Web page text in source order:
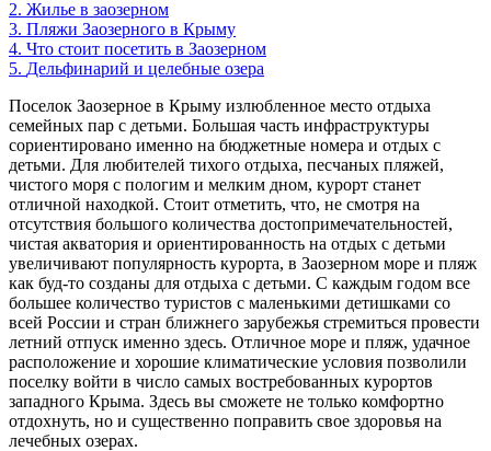
2. Жилье в заозерном
3. Пляжи Заозерного в Крыму
4. Что стоит посетить в Заозерном
5. Дельфинарий и целебные озера
Поселок Заозерное в Крыму излюбленное место отдыха
семейных пар с детьми. Большая часть инфраструктуры
сориентировано именно на бюджетные номера и отдых с
детьми. Для любителей тихого отдыха, песчаных пляжей,
чистого моря с пологим и мелким дном, курорт станет
отличной находкой. Стоит отметить, что, не смотря на
отсутствия большого количества достопримечательностей,
чистая акватория и ориентированность на отдых с детьми
увеличивают популярность курорта, в Заозерном море и пляж
как буд-то созданы для отдыха с детьми. С каждым годом все
большее количество туристов с маленькими детишками со
всей России и стран ближнего зарубежья стремиться провести
летний отпуск именно здесь. Отличное море и пляж, удачное
расположение и хорошие климатические условия позволили
поселку войти в число самых востребованных курортов
западного Крыма. Здесь вы сможете не только комфортно
отдохнуть, но и существенно поправить свое здоровья на
лечебных озерах.